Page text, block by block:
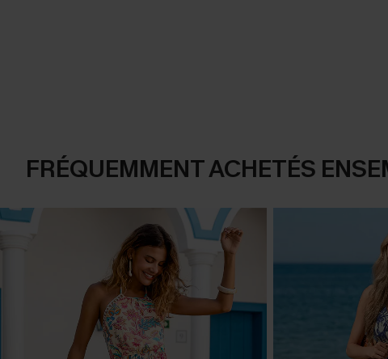
FRÉQUEMMENT ACHETÉS